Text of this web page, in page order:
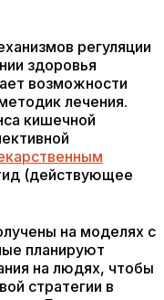
регуляции
здоровья
возможности
лечения.
кишечной
(действующее
на моделях с
планируют
на людях, чтобы
стратегии в